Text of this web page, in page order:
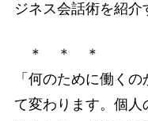
ジネス会話術を紹介
＊ ＊ ＊
「何のために働く
て変わります。個人